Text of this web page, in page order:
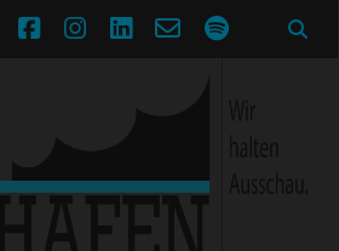
facebookinstagram
linkedin
email-spotify